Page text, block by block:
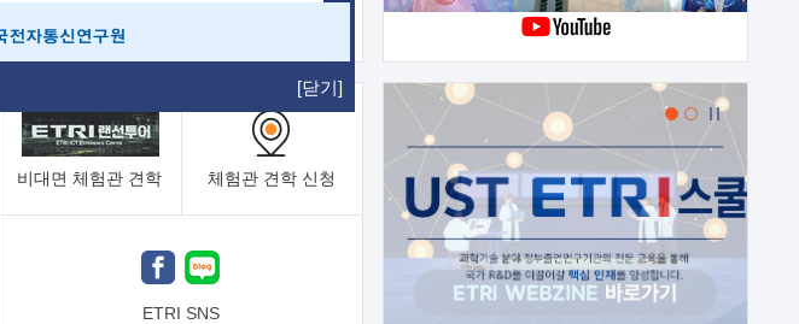
[닫기]
비대면 체험관 견학 체험관 견학 신청
ETRI SNS